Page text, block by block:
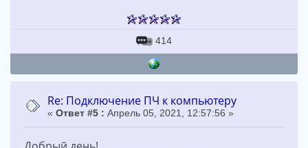
414
Re: Подключение ПЧ к компьютеру
« Ответ #5 : Апрель 05, 2021, 12:57:56 »